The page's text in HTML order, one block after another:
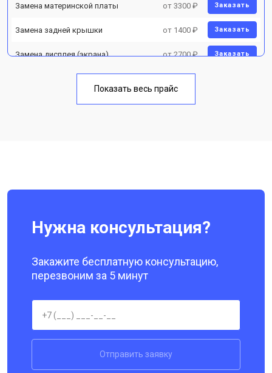
Замена материнской платы от 3300 ₽ Заказать
Замена задней крышки от 1400 ₽ Заказать
Замена дисплея (экрана) от 2700 ₽ Заказать
Замена кнопки включения от 1750 ₽
Показать весь прайс
Нужна консультация?
Закажите бесплатную консультацию,
перезвоним за 5 минут
Отправить заявку